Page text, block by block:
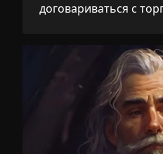
договариваться с